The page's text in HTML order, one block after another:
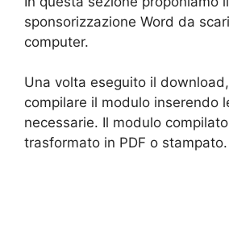
sponsorizzazione Word da
computer.
Una volta eseguito il
compilare il modulo inserendo
necessarie. Il modulo
trasformato in PDF o stampato.